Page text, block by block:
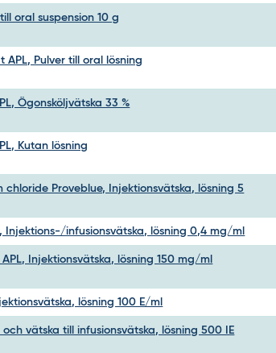
oral suspension 10 g
APL, Pulver till oral lösning
Ögonsköljvätska 33 %
Kutan lösning
chloride Proveblue, Injektionsvätska, lösning 5
Injektions-/infusionsvätska, lösning 0,4 mg/ml
Injektionsvätska, lösning 150 mg/ml
lösning 100 E/ml
vätska till infusionsvätska, lösning 500 IE